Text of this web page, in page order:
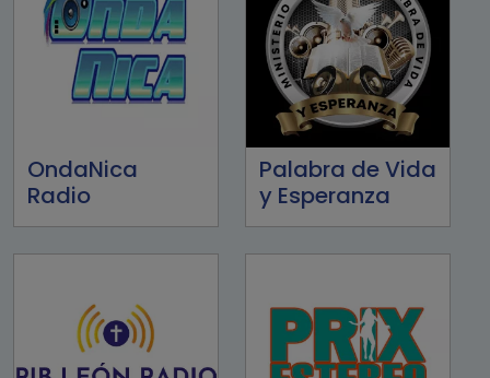
OndaNica
Radio
Palabra de Vida
y Esperanza